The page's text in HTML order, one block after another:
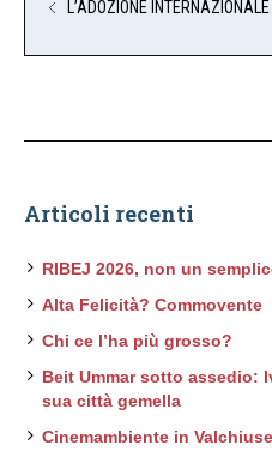
L’ADOZIONE
Articoli recenti
RIBEJ 2026, non un
Alta Felicità? Commovente
Chi ce l’ha più grosso?
Beit Ummar sotto assedio:
sua città gemella
Cinemambiente in